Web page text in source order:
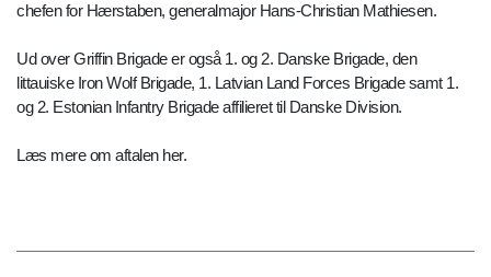
chefen for Hærstaben, generalmajor Hans-Christian Mathiesen.
Ud over Griffin Brigade er også 1. og 2. Danske Brigade, den
littauiske Iron Wolf Brigade, 1. Latvian Land Forces Brigade samt 1.
og 2. Estonian Infantry Brigade affilieret til Danske Division.
Læs mere om aftalen her.